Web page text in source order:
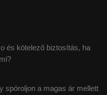
és kötelező biztosítás, ha
spóroljon a magas ár mellett